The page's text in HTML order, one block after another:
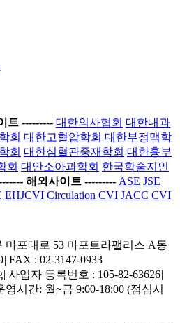
트 --------- 대한의사협회 대한내과
회 대한고혈압학회 대한부정맥학
회 대한심혈관중재학회 대한흉부
회 대안소아과학회 한국학술지인
---- 해외사이트 --------- ASE JSE
EHJCVI Circulation CVI JACC CVI
마포대로 53 마포트라팰리스 A동
| FAX : 02-3147-0933
| 사업자 등록번호 : 105-82-63626|
영시간: 월~금 9:00-18:00 (점심시